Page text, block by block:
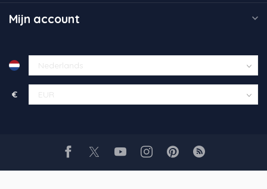
Mijn account
€